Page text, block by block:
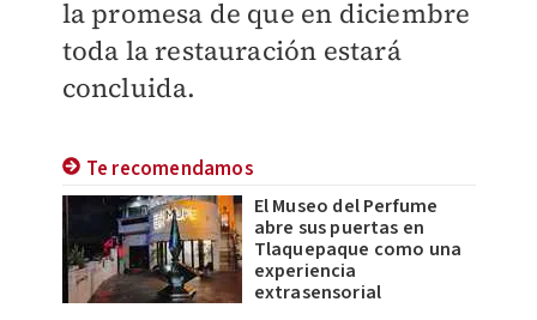
la promesa de que en diciembre
toda la restauración estará
concluida.
Te recomendamos
El Museo del Perfume
abre sus puertas en
Tlaquepaque como una
experiencia
extrasensorial